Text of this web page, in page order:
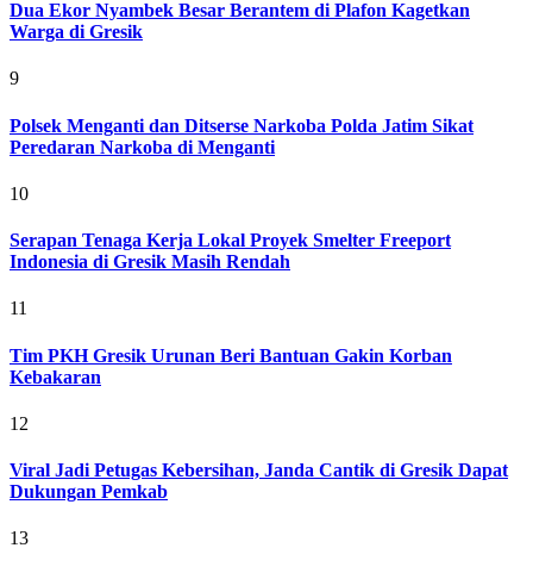
Dua Ekor Nyambek Besar Berantem di Plafon Kagetkan
Warga di Gresik
9
Polsek Menganti dan Ditserse Narkoba Polda Jatim Sikat
Peredaran Narkoba di Menganti
10
Serapan Tenaga Kerja Lokal Proyek Smelter Freeport
Indonesia di Gresik Masih Rendah
11
Tim PKH Gresik Urunan Beri Bantuan Gakin Korban
Kebakaran
12
Viral Jadi Petugas Kebersihan, Janda Cantik di Gresik Dapat
Dukungan Pemkab
13